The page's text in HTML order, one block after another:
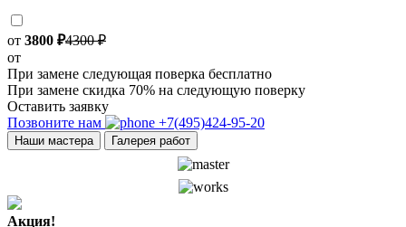
от 3800 ₽4300 ₽
от
При замене следующая поверка бесплатно
При замене скидка 70% на следующую поверку
Оставить заявку
Позвоните нам
+7(495)424-95-20
Наши мастера Галерея работ
Акция!